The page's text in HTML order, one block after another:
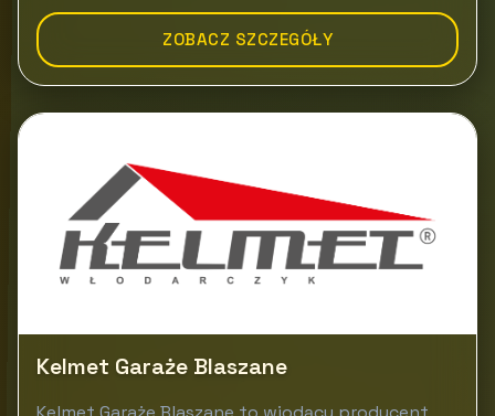
ZOBACZ SZCZEGÓŁY
Kelmet Garaże Blaszane